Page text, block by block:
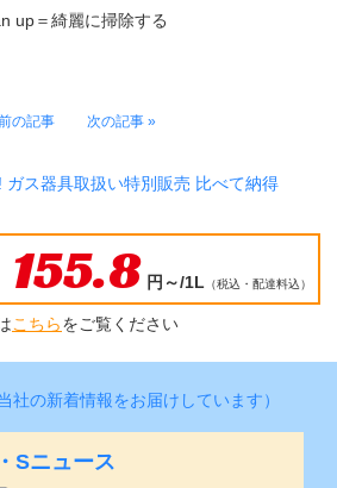
up＝綺麗に掃除する
の記事 次の記事 »
155.8 円～/1L （税込・配達料込）
こちらをご覧ください
Sニュース